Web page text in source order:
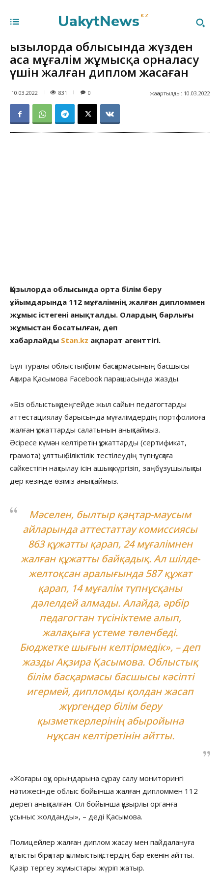
UakytNews KZ
Қызылорда облысында жүзден
аса мұғалім жұмысқа орналасу
үшін жалған диплом жасаған
10.03.2022 831 жаңартылды: 10.03.2022
0
Қызылорда облысында орта білім беру
ұйымдарында 112 мұғалімнің жалған дипломмен
жұмыс істегені анықталды. Олардың барлығы
жұмыстан босатылған, деп
хабарлайды Stan.kz ақпарат агенттігі.
Бұл туралы облыстық білім басқармасының басшысы
Ақзира Қасымова Facebook парақшасында жазды.
«Біз облыстық деңгейде жыл сайын педагогтарды
аттестациялау барысында мұғалімдердің портфолиоға
жалған құжаттарды салатынын анықтаймыз.
Әсіресе күмән келтіретін құжаттарды (сертификат,
грамота) ұлттық біліктілік тестілеудің түпнұсқаға
сәйкестігін нақтылау ісін ашық жүргізіп, заңбұзушылықты
дер кезінде өзіміз анықтаймыз.
Мәселен, былтыр қаңтар-маусым
айларында аттестаттау комиссиясы
863 құжатты қарап, 24 мұғалімнен
жалған құжатты байқадық. Ал шілде-
желтоқсан аралығында 587 құжат
қарап, 14 мұғалім түпнұсқаны
дәлелдей алмады. Алайда, әрбір
педагогтан түсініктеме алып,
жалақыға үстеме төленбеді.
Бюджетке шығын келтірмедік», – деп
жазды Ақзира Қасымова. Облыстық
білім басқармасы басшысы кәсіпті
игермей, дипломды қолдан жасап
жүргендер білім беру
қызметкерлерінің абыройына
нұқсан келтіретінін айтты.
«Жоғары оқу орындарына сұрау салу мониторингі
нәтижесінде облыс бойынша жалған дипломмен 112
дерегі анықталған. Ол бойынша құзырлы органға
ұсыныс жолданды», – деді Қасымова.
Полицейлер жалған диплом жасау мен пайдалануға
қатысты бірқатар қылмыстық істердің бар екенін айтты.
Қазір тергеу жұмыстары жүріп жатыр.